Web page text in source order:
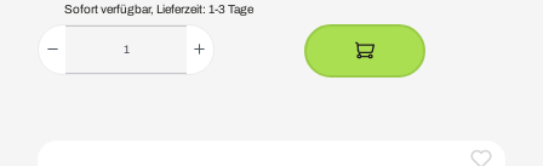
Sofort verfügbar, Lieferzeit: 1-3 Tage